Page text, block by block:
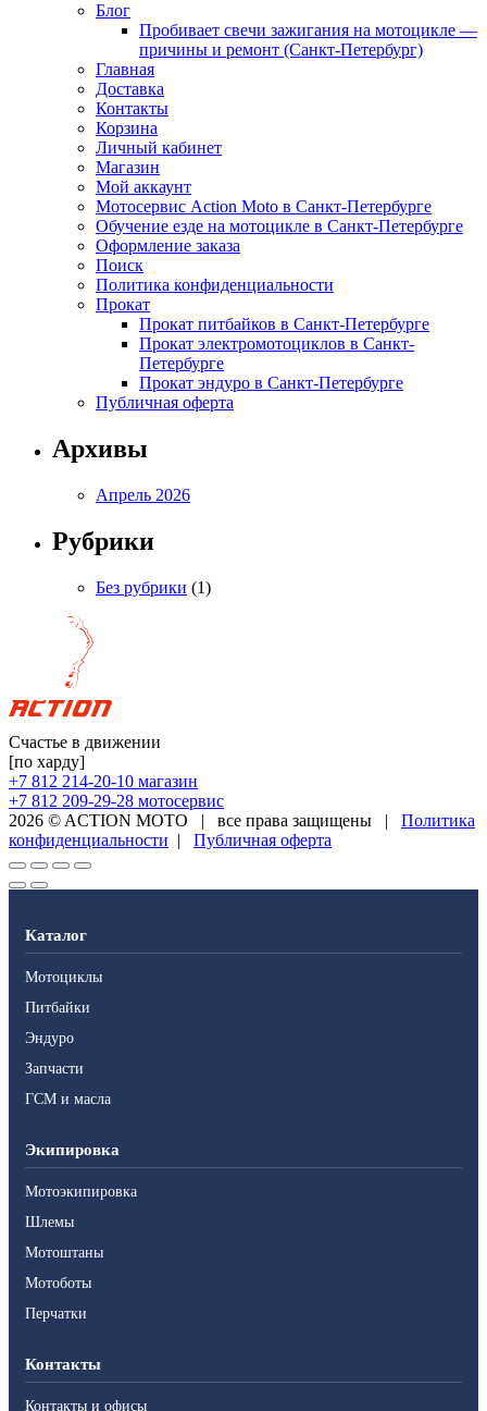
Блог
Пробивает свечи зажигания на мотоцикле —
причины и ремонт (Санкт-Петербург)
Главная
Доставка
Контакты
Корзина
Личный кабинет
Магазин
Мой аккаунт
Мотосервис Action Moto в Санкт-Петербурге
Обучение езде на мотоцикле в Санкт-Петербурге
Оформление заказа
Поиск
Политика конфиденциальности
Прокат
Прокат питбайков в Санкт-Петербурге
Прокат электромотоциклов в Санкт-
Петербурге
Прокат эндуро в Санкт-Петербурге
Публичная оферта
Архивы
Апрель 2026
Рубрики
Без рубрики (1)
Счастье в движении
[по харду]
+7 812 214-20-10 магазин
+7 812 209-29-28 мотосервис
2026 © ACTION MOTO | все права защищены |
Политика
конфиденциальности | Публичная оферта
Каталог
Мотоциклы
Питбайки
Эндуро
Запчасти
ГСМ и масла
Экипировка
Мотоэкипировка
Шлемы
Мотоштаны
Мотоботы
Перчатки
Контакты
Контакты и офисы